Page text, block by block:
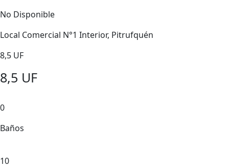
No Disponible
Local Comercial N°1 Interior, Pitrufquén
8,5 UF
8,5 UF
0
Baños
10